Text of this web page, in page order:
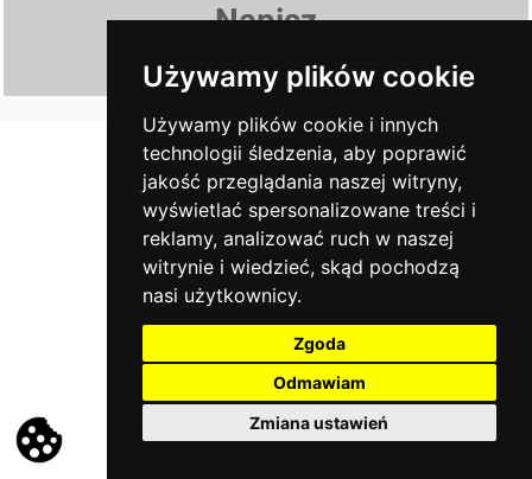
Używamy plików cookie
Używamy plików cookie i innych
technologii śledzenia, aby poprawić
jakość przeglądania naszej witryny,
wyświetlać spersonalizowane treści i
reklamy, analizować ruch w naszej
witrynie i wiedzieć, skąd pochodzą
nasi użytkownicy.
Zgoda
Odmawiam
Zmiana ustawień
Napisz
ndkrosno@poczta.fm